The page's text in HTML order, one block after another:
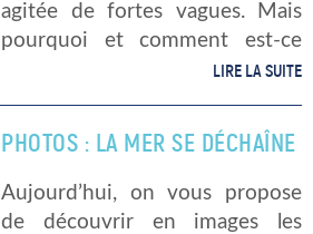
agitée de fortes vagues. Mais
pourquoi et comment est-ce
ainsi ? En fait, tout commence
LIRE LA SUITE
PHOTOS : LA MER SE DÉCHAÎNE
Aujourd’hui, on vous propose
de découvrir en images les